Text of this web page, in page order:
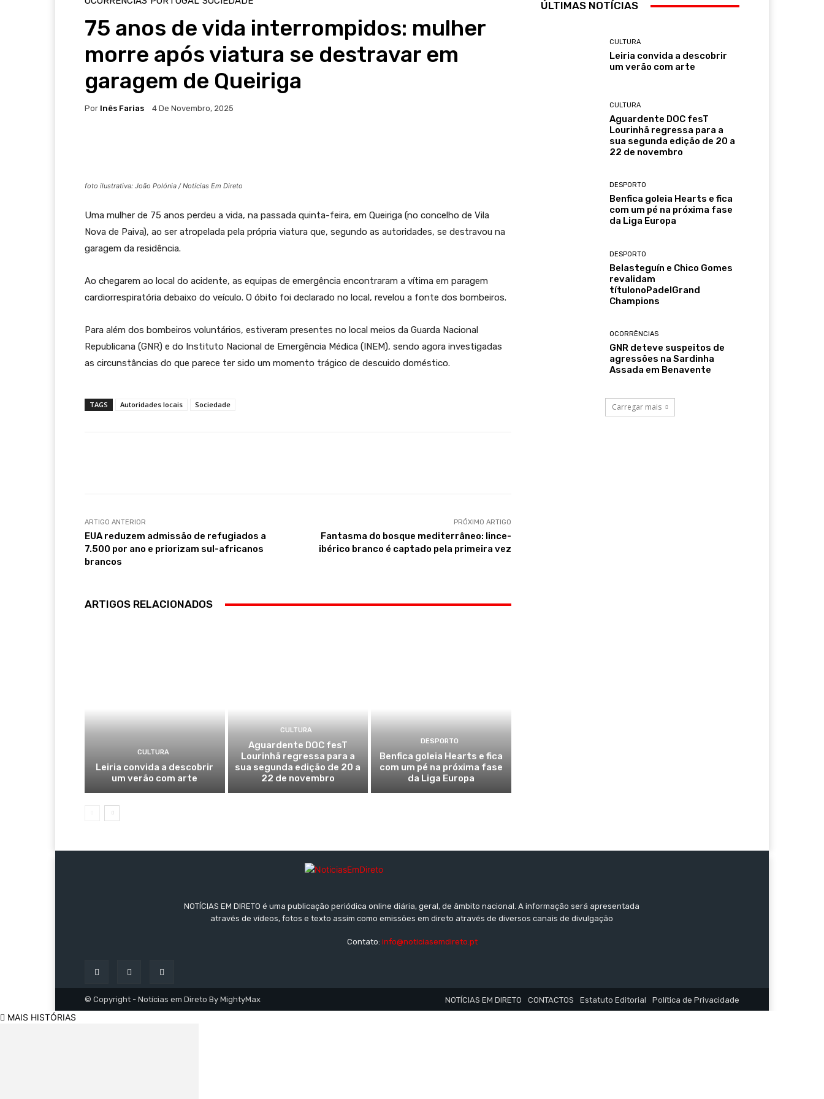
75 anos de vida interrompidos: mulher
morre após viatura se destravar em
garagem de Queiriga
Por Inês Farias 4 De Novembro, 2025
foto ilustrativa: João Polónia / Notícias Em Direto
Uma mulher de 75 anos perdeu a vida, na passada quinta-feira, em Queiriga (no concelho de Vila
Nova de Paiva), ao ser atropelada pela própria viatura que, segundo as autoridades, se destravou na
garagem da residência.
Ao chegarem ao local do acidente, as equipas de emergência encontraram a vítima em paragem
cardiorrespiratória debaixo do veículo. O óbito foi declarado no local, revelou a fonte dos bombeiros.
Para além dos bombeiros voluntários, estiveram presentes no local meios da Guarda Nacional
Republicana (GNR) e do Instituto Nacional de Emergência Médica (INEM), sendo agora investigadas
as circunstâncias do que parece ter sido um momento trágico de descuido doméstico.
TAGS Autoridades locais Sociedade
ARTIGO ANTERIOR
EUA reduzem admissão de refugiados a
7.500 por ano e priorizam sul-africanos
brancos
PRÓXIMO ARTIGO
Fantasma do bosque mediterrâneo: lince-
ibérico branco é captado pela primeira vez
ARTIGOS RELACIONADOS
CULTURA
Leiria convida a descobrir
um verão com arte
CULTURA
Aguardente DOC fesT
Lourinhã regressa para a
sua segunda edição de 20 a
22 de novembro
DESPORTO
Benfica goleia Hearts e fica
com um pé na próxima fase
da Liga Europa
ÚLTIMAS NOTÍCIAS
CULTURA
Leiria convida a descobrir
um verão com arte
CULTURA
Aguardente DOC fesT
Lourinhã regressa para a
sua segunda edição de 20 a
22 de novembro
DESPORTO
Benfica goleia Hearts e fica
com um pé na próxima fase
da Liga Europa
DESPORTO
Belasteguín e Chico Gomes
revalidam
títulonoPadelGrand
Champions
OCORRÊNCIAS
GNR deteve suspeitos de
agressões na Sardinha
Assada em Benavente
Carregar mais
NOTÍCIAS EM DIRETO é uma publicação periódica online diária, geral, de âmbito nacional. A informação será apresentada
através de vídeos, fotos e texto assim como emissões em direto através de diversos canais de divulgação
Contato: info@noticiasemdireto.pt
© Copyright - Notícias em Direto By MightyMax NOTÍCIAS EM DIRETO CONTACTOS Estatuto Editorial Política de Privacidade
MAIS HISTÓRIAS